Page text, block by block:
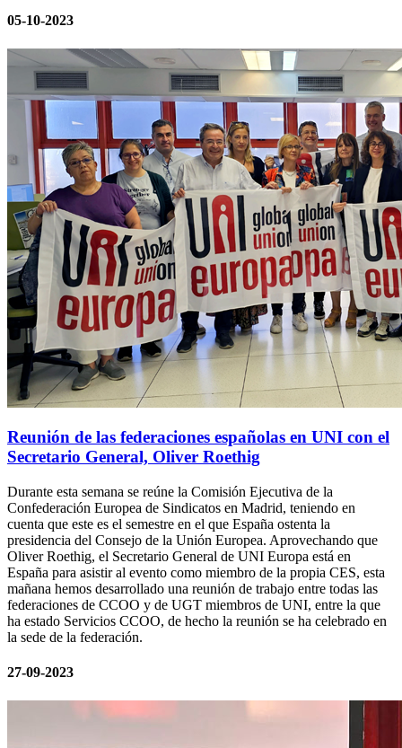
05-10-2023
Reunión de las federaciones españolas en UNI con el
Secretario General, Oliver Roethig
Durante esta semana se reúne la Comisión Ejecutiva de la
Confederación Europea de Sindicatos en Madrid, teniendo en
cuenta que este es el semestre en el que España ostenta la
presidencia del Consejo de la Unión Europea. Aprovechando que
Oliver Roethig, el Secretario General de UNI Europa está en
España para asistir al evento como miembro de la propia CES, esta
mañana hemos desarrollado una reunión de trabajo entre todas las
federaciones de CCOO y de UGT miembros de UNI, entre la que
ha estado Servicios CCOO, de hecho la reunión se ha celebrado en
la sede de la federación.
27-09-2023